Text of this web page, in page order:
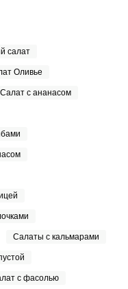
салат
Оливье
Салат с ананасом
Салаты с кальмарами
с фасолью